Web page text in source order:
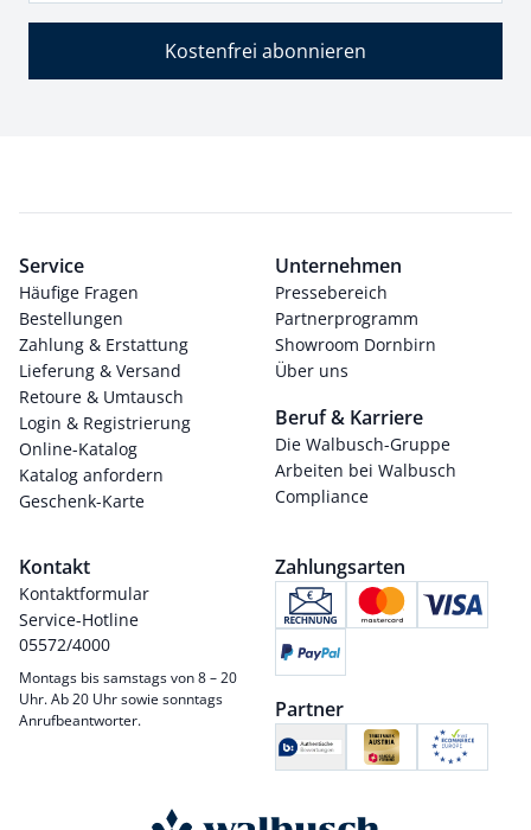
Kostenfrei abonnieren
Service
Häufige Fragen
Bestellungen
Zahlung & Erstattung
Lieferung & Versand
Retoure & Umtausch
Login & Registrierung
Online-Katalog
Katalog anfordern
Geschenk-Karte
Unternehmen
Pressebereich
Partnerprogramm
Showroom Dornbirn
Über uns
Beruf & Karriere
Die Walbusch-Gruppe
Arbeiten bei Walbusch
Compliance
Kontakt
Kontaktformular
Service-Hotline
05572/4000
Montags bis samstags von 8 – 20
Uhr. Ab 20 Uhr sowie sonntags
Anrufbeantworter.
Zahlungsarten
Partner